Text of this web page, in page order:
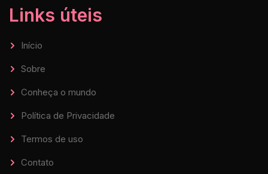
Links úteis
Início
Sobre
Conheça o mundo
Política de Privacidade
Termos de uso
Contato